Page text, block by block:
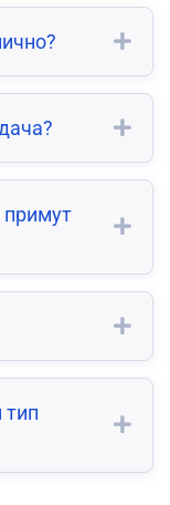
примут
тип